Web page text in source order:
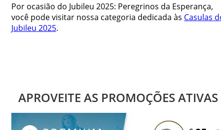
Por ocasião do Jubileu 2025: Peregrinos da Esperança,
você pode visitar nossa categoria dedicada às Casulas
Jubileu 2025.
APROVEITE AS PROMOÇÕES ATIVAS